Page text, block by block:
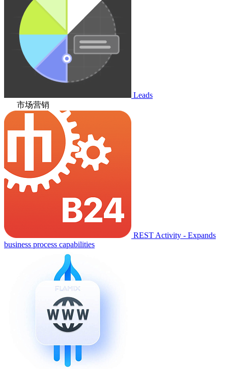
Leads
市场营销
REST Activity - Expands
business process capabilities